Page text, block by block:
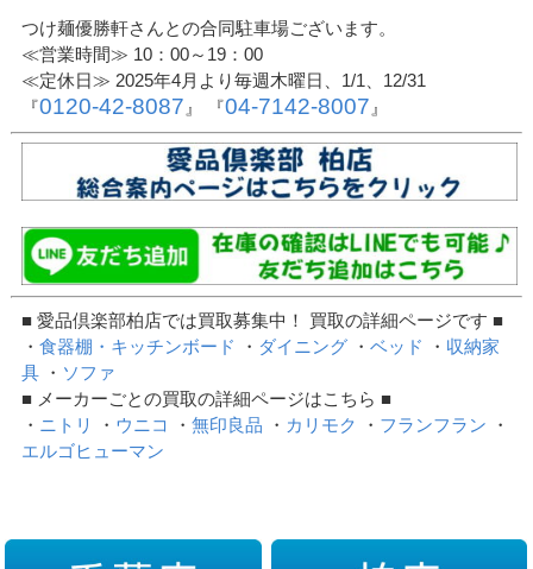
つけ麺優勝軒さんとの合同駐車場ございます。
≪営業時間≫ 10：00～19：00
≪定休日≫ 2025年4月より毎週木曜日、1/1、12/31
『0120-42-8087 』 『04-7142-8007 』
■ 愛品倶楽部柏店では買取募集中！ 買取の詳細ページです ■
・食器棚・キッチンボード ・ ダイニング ・ベッド ・ 収納家
具 ・ ソファ
■ メーカーごとの買取の詳細ページはこちら ■
・ ニトリ ・ ウニコ ・無印良品 ・ カリモク ・ フランフラン ・
エルゴヒューマン